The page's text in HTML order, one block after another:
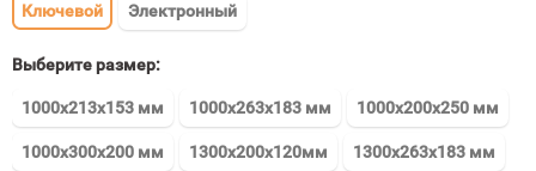
Ключевой Электронный
Выберите размер:
1000x213x153 мм 1000x263x183 мм 1000x200x250 мм
1000x300x200 мм 1300x200x120мм 1300x263x183 мм